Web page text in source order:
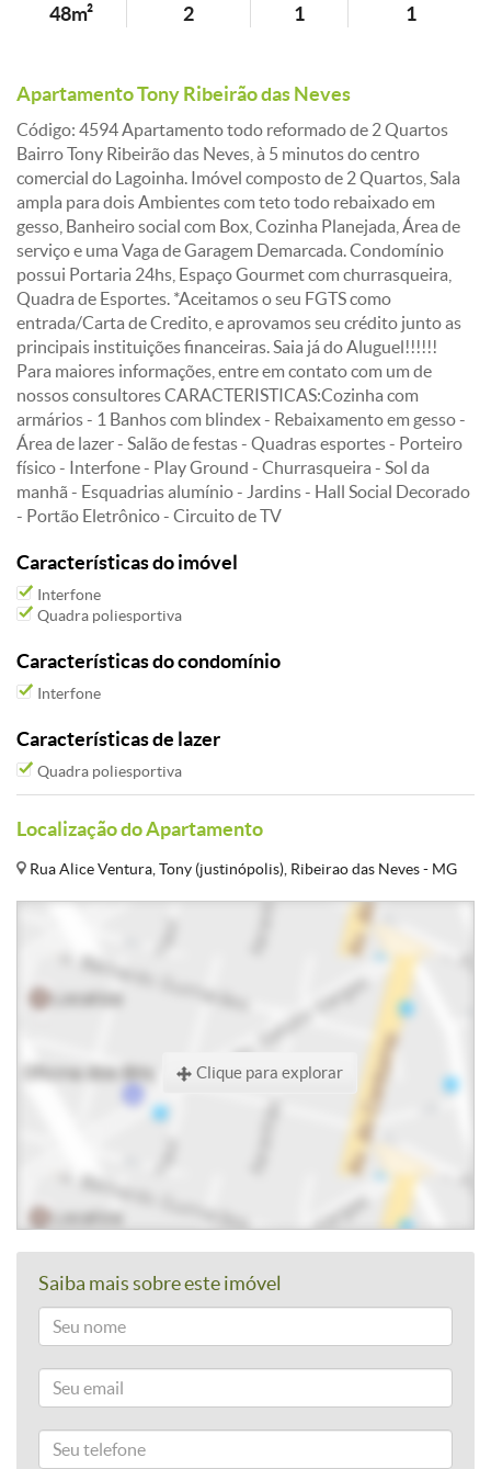
48m² 2 1 1
Apartamento Tony Ribeirão das Neves
Código: 4594 Apartamento todo reformado de 2 Quartos
Bairro Tony Ribeirão das Neves, à 5 minutos do centro
comercial do Lagoinha. Imóvel composto de 2 Quartos, Sala
ampla para dois Ambientes com teto todo rebaixado em
gesso, Banheiro social com Box, Cozinha Planejada, Área de
serviço e uma Vaga de Garagem Demarcada. Condomínio
possui Portaria 24hs, Espaço Gourmet com churrasqueira,
Quadra de Esportes. *Aceitamos o seu FGTS como
entrada/Carta de Credito, e aprovamos seu crédito junto as
principais instituições financeiras. Saia já do Aluguel!!!!!!
Para maiores informações, entre em contato com um de
nossos consultores CARACTERISTICAS:Cozinha com
armários - 1 Banhos com blindex - Rebaixamento em gesso -
Área de lazer - Salão de festas - Quadras esportes - Porteiro
físico - Interfone - Play Ground - Churrasqueira - Sol da
manhã - Esquadrias alumínio - Jardins - Hall Social Decorado
- Portão Eletrônico - Circuito de TV
Características do imóvel
Interfone
Quadra poliesportiva
Características do condomínio
Interfone
Características de lazer
Quadra poliesportiva
Localização do Apartamento
Rua Alice Ventura, Tony (justinópolis), Ribeirao das Neves - MG
Clique para explorar
Saiba mais sobre este imóvel